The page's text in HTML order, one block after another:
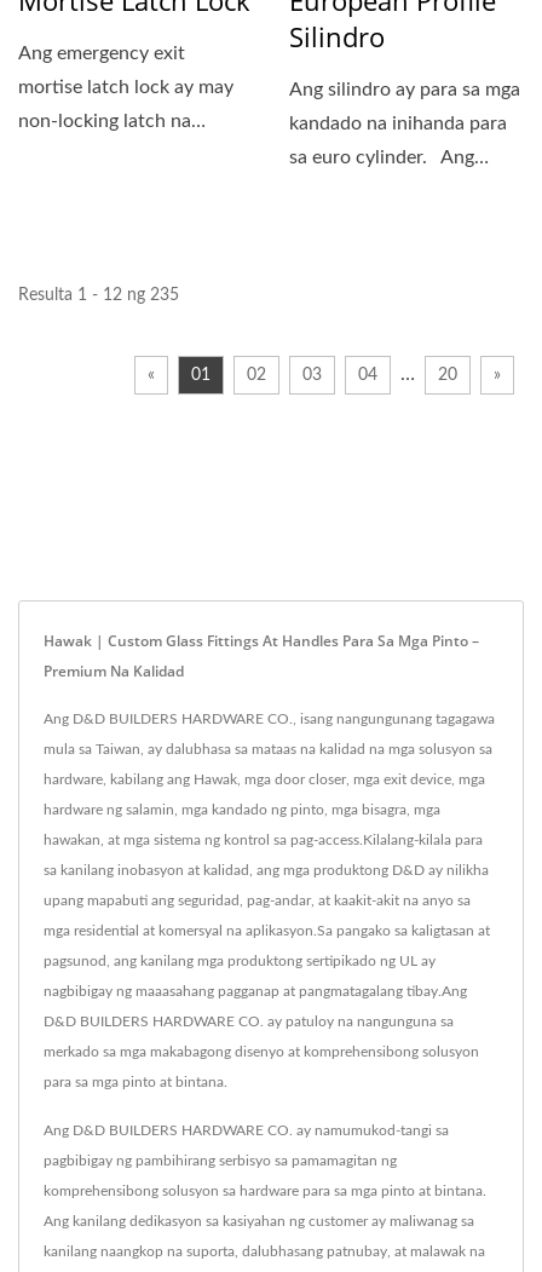
Ang emergency exit
mortise latch lock ay may
non-locking latch na
Silindro
Ang silindro ay para sa mga
kandado na inihanda para
sa euro cylinder. Ang
Resulta 1 - 12 ng 235
« 01 02 03 04 … 20 »
Hawak | Custom Glass Fittings At Handles Para Sa Mga Pinto –
Premium Na Kalidad
Ang D&D BUILDERS HARDWARE CO., isang nangungunang tagagawa
mula sa Taiwan, ay dalubhasa sa mataas na kalidad na mga solusyon sa
hardware, kabilang ang Hawak, mga door closer, mga exit device, mga
hardware ng salamin, mga kandado ng pinto, mga bisagra, mga
hawakan, at mga sistema ng kontrol sa pag-access.Kilalang-kilala para
sa kanilang inobasyon at kalidad, ang mga produktong D&D ay nilikha
upang mapabuti ang seguridad, pag-andar, at kaakit-akit na anyo sa
mga residential at komersyal na aplikasyon.Sa pangako sa kaligtasan at
pagsunod, ang kanilang mga produktong sertipikado ng UL ay
nagbibigay ng maaasahang pagganap at pangmatagalang tibay.Ang
D&D BUILDERS HARDWARE CO. ay patuloy na nangunguna sa
merkado sa mga makabagong disenyo at komprehensibong solusyon
para sa mga pinto at bintana.
Ang D&D BUILDERS HARDWARE CO. ay namumukod-tangi sa
pagbibigay ng pambihirang serbisyo sa pamamagitan ng
komprehensibong solusyon sa hardware para sa mga pinto at bintana.
Ang kanilang dedikasyon sa kasiyahan ng customer ay maliwanag sa
kanilang naangkop na suporta, dalubhasang patnubay, at malawak na